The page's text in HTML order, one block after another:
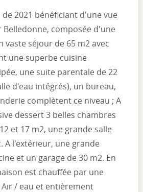
de 2021 bénéficiant d'une vue
composée d'une
vaste séjour de 65 m2 avec
une superbe cuisine
une suite parentale de 22
d'eau intégrés), un bureau,
complètent ce niveau ; A
dessert 3 belles chambres
et 17 m2, une grande salle
A l'extérieur, une grande
et un garage de 30 m2. En
est chauffée par une
/ eau et entièrement